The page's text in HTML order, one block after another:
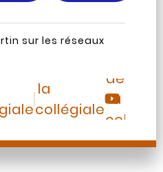
sur les réseaux
TripAdvisor
la
collégiale
Martin
de
la
Saint-
Martin